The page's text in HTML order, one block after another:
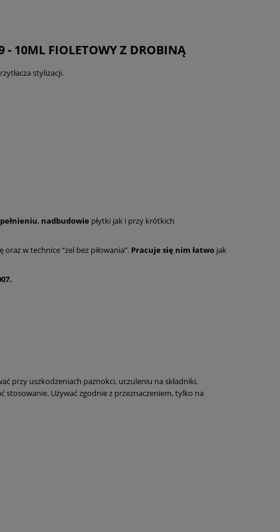
- 10ML FIOLETOWY Z DROBINĄ
stylizacji.
, nadbudowie płytki jak i przy krótkich
w technice “żel bez piłowania”. Pracuje się nim łatwo jak
przy uszkodzeniach paznokci, uczuleniu na składniki,
Używać zgodnie z przeznaczeniem, tylko na